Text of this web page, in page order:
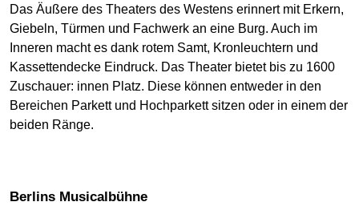
Das Äußere des Theaters des Westens erinnert mit Erkern,
Giebeln, Türmen und Fachwerk an eine Burg. Auch im
Inneren macht es dank rotem Samt, Kronleuchtern und
Kassettendecke Eindruck. Das Theater bietet bis zu 1600
Zuschauer: innen Platz. Diese können entweder in den
Bereichen Parkett und Hochparkett sitzen oder in einem der
beiden Ränge.
Berlins Musicalbühne